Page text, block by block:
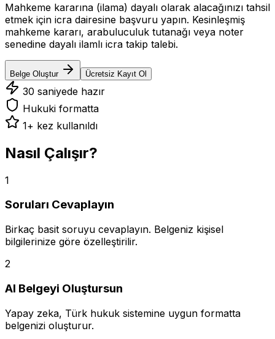
Mahkeme kararına (ilama) dayalı olarak alacağınızı tahsil
etmek için icra dairesine başvuru yapın. Kesinleşmiş
mahkeme kararı, arabuluculuk tutanağı veya noter
senedine dayalı ilamlı icra takip talebi.
Belge Oluştur Ücretsiz Kayıt Ol
30 saniyede hazır
Hukuki formatta
1+ kez kullanıldı
Nasıl Çalışır?
1
Soruları Cevaplayın
Birkaç basit soruyu cevaplayın. Belgeniz kişisel
bilgilerinize göre özelleştirilir.
2
AI Belgeyi Oluştursun
Yapay zeka, Türk hukuk sistemine uygun formatta
belgenizi oluşturur.